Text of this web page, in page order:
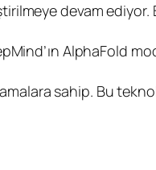
devam ediyor.
AlphaFold
sahip. Bu